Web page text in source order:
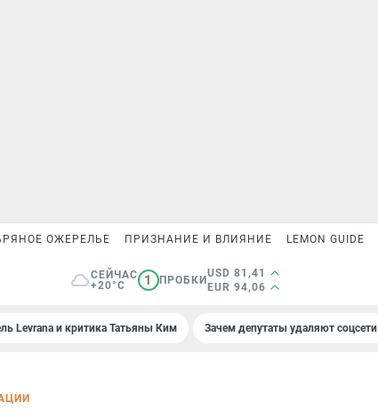
ОЖЕРЕЛЬЕ ПРИЗНАНИЕ И ВЛИЯНИЕ LEMON GUIDE
СЕЙЧАС
+20°C
1 ПРОБКИ
USD 81,41
EUR 94,06
Levrana и критика Татьяны Ким Зачем депутаты удаляют соцсети